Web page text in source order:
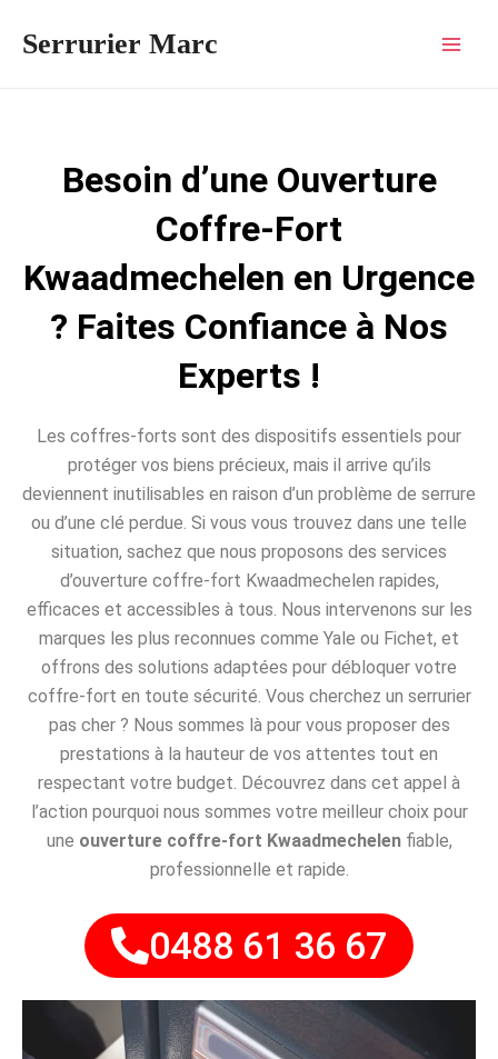
Serrurier Marc
Besoin d’une Ouverture
Coffre-Fort
Kwaadmechelen en Urgence
? Faites Confiance à Nos
Experts !
Les coffres-forts sont des dispositifs essentiels pour
protéger vos biens précieux, mais il arrive qu’ils
deviennent inutilisables en raison d’un problème de serrure
ou d’une clé perdue. Si vous vous trouvez dans une telle
situation, sachez que nous proposons des services
d’ouverture coffre-fort Kwaadmechelen rapides,
efficaces et accessibles à tous. Nous intervenons sur les
marques les plus reconnues comme Yale ou Fichet, et
offrons des solutions adaptées pour débloquer votre
coffre-fort en toute sécurité. Vous cherchez un serrurier
pas cher ? Nous sommes là pour vous proposer des
prestations à la hauteur de vos attentes tout en
respectant votre budget. Découvrez dans cet appel à
l’action pourquoi nous sommes votre meilleur choix pour
une ouverture coffre-fort Kwaadmechelenfiable,
professionnelle et rapide.
0488 61 36 67